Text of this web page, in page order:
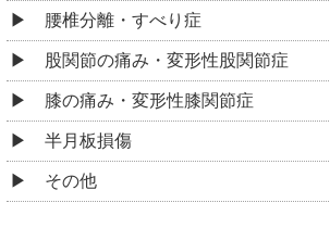
腰椎分離・すべり症
股関節の痛み・変形性股関節症
膝の痛み・変形性膝関節症
半月板損傷
その他